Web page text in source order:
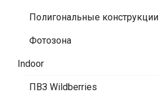
Полигональные конструкции
Фотозона
Indoor
ПВЗ Wildberries